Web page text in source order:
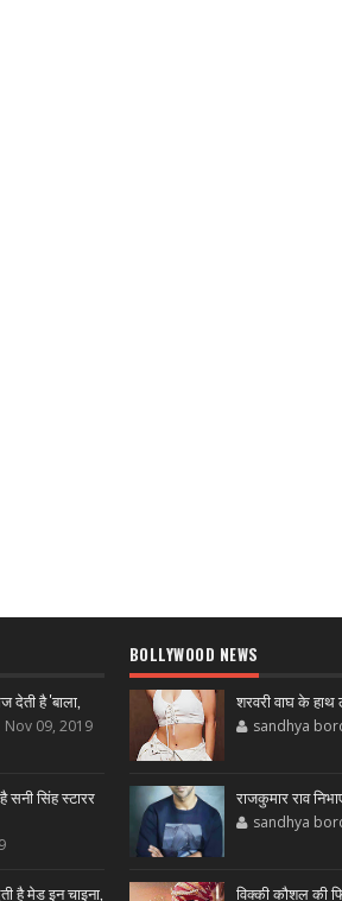
है 'बाला,
Nov 09, 2019
सिंह स्टारर
है मेड इन चाइना,
BOLLYWOOD NEWS
शरवरी वाघ के हाथ
sandhya
राजकुमार राव
sandhya
विक्की कौशल की